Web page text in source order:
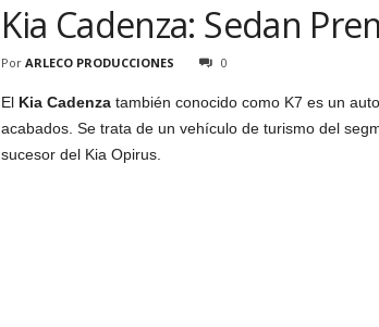
Kia Cadenza: Sedan
Por ARLECO PRODUCCIONES 0
El Kia Cadenzatambién conocido como K7 es un
acabados. Se trata de un vehículo de turismo del
sucesor del Kia Opirus.